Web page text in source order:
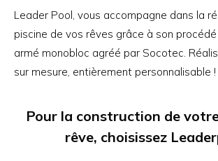
Leader Pool, vous accompagne dans la
piscine de vos rêves grâce à son
armé monobloc agréé par Socotec.
sur mesure, entièrement personnalisable !
Pour la construction de
rêve, choisissez